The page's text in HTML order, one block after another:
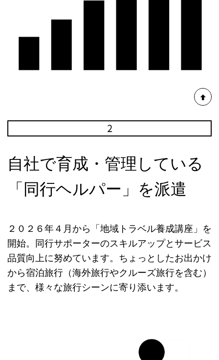
自社で育成・管理している
「同行ヘルパー」を派遣
２０２６年４月から「地域トラベル養成講座」を
開始。同行サポーターのスキルアップとサービス
品質向上に努めています。ちょっとしたお出かけ
から宿泊旅行（海外旅行やクルーズ旅行を含む）
まで、様々な旅行シーンに寄り添います。